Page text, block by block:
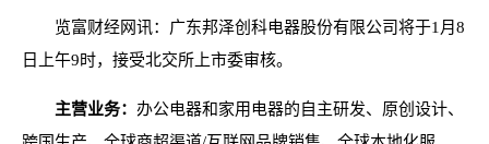
览富财经网讯：广东邦泽创科电器股份有限公司将于1月8
日上午9时，接受北交所上市委审核。
主营业务： 办公电器和家用电器的自主研发、原创设计、